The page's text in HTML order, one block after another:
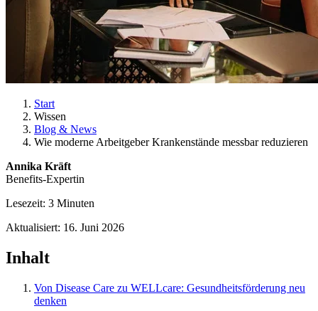
Start
Wissen
Blog & News
Wie moderne Arbeitgeber Krankenstände messbar reduzieren
Annika Kräft
Benefits-Expertin
Lesezeit: 3 Minuten
Aktualisiert: 16. Juni 2026
Inhalt
Von Disease Care zu WELLcare: Gesundheitsförderung neu
denken